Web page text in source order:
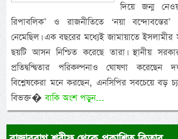
দিয়ে জন্ম
রিপাবলিক’ ও রাজনীতিতে ‘নয়া বন্দোবস্তের’
নেমেছিল। এক বছরের মধ্যেই জামায়াতে
ছয়টি আসন নিশ্চিত করেছে তারা। স্থানীয়
প্রতিদ্বন্দ্বিতার পরিকল্পনাও ঘোষণা করেছেন
বিশ্লেষকেরা মনে করছেন, এনসিপির সবচেয়ে বড়
বিভক্ত�বাকি অংশ পড়ুন...